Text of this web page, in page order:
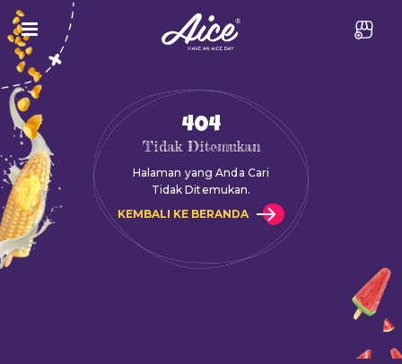
404
Tidak Ditemukan
Halaman yang Anda Cari
Tidak Ditemukan.
KEMBALI KE BERANDA